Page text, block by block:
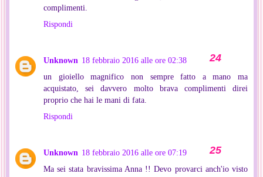
complimenti.
Rispondi
Unknown 18 febbraio 2016 alle ore 02:38
un gioiello magnifico non sempre fatto a mano ma
acquistato, sei davvero molto brava complimenti direi
proprio che hai le mani di fata.
Rispondi
Unknown 18 febbraio 2016 alle ore 07:19
Ma sei stata bravissima Anna !! Devo provarci anch'io visto